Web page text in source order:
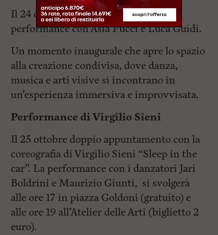
Il 24 ottobre alle ore 20 si terrà la
performance con Asia Pucci e Luca Guidi.
Un momento inaugurale che apre lo spazio
alla creazione condivisa, dove danza,
musica e arti visive si incontrano in
un’esperienza immersiva e improvvisata.
Performance di Virgilio Sieni
Il 25 ottobre doppio appuntamento con la
coreografia di Virgilio Sieni “Sleep in the
car”. La performance con i danzatori Jari
Boldrini e Maurizio Giunti, si svolgerà
alle ore 17 in piazza Goldoni (gratuito) e
alle ore 19 all’Atelier delle Arti (biglietto 2
euro).